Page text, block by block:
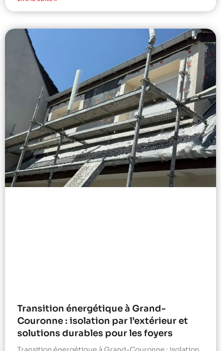
Transition énergétique à Grand-
Couronne : isolation par l’extérieur et
solutions durables pour les foyers